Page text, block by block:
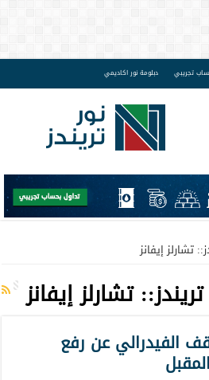
تجريبي دبلومة نور اكاديمي
تشارلز إيفانز
تشارلز إيفانز
الفيدرالي عن رفع